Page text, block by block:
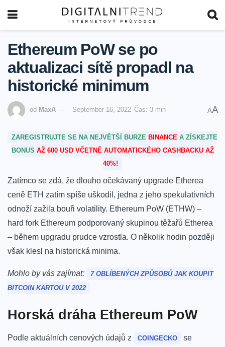
Ethereum PoW se po
aktualizaci sítě propadl na
historické minimum
od MaxA September 16, 2022 Čas: 3 min AA
ZAREGISTRUJTE SE NA NEJVĚTŠÍ BURZE BINANCE A ZÍSKEJTE
BONUS AŽ 600 USD VČETNĚ AUTOMATICKÉHO CASHBACKU AŽ
40%!
Zatímco se zdá, že dlouho očekávaný upgrade Etherea
ceně ETH zatím spíše uškodil, jedna z jeho spekulativních
odnoží zažila bouři volatility. Ethereum PoW (ETHW) –
hard fork Ethereum podporovaný skupinou těžařů Etherea
– během upgradu prudce vzrostla. O několik hodin později
však klesl na historická minima.
Mohlo by vás zajímat:
7 OBLÍBENÝCH ZPŮSOBŮ JAK KOUPIT
BITCOIN KARTOU V 2022
Horská dráha Ethereum PoW
Podle aktuálních cenových údajů z COINGECKO
se